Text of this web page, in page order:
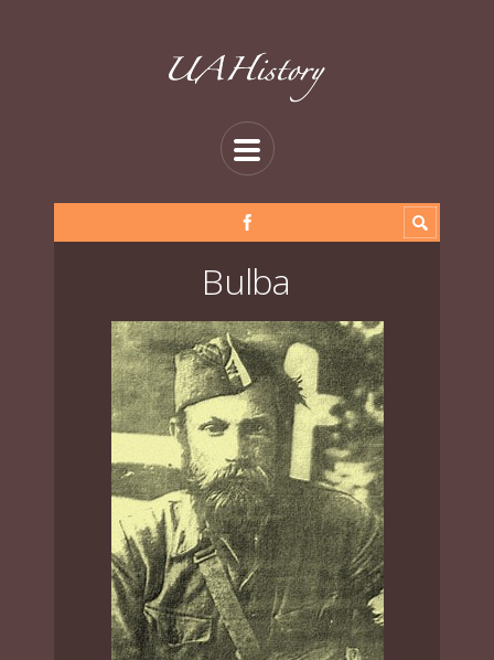
Bulba